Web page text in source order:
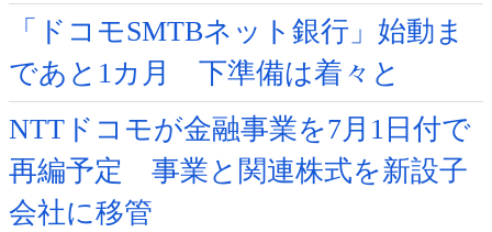
「ドコモSMTBネット銀行」始動ま
であと1カ月 下準備は着々と
NTTドコモが金融事業を7月1日付で
再編予定 事業と関連株式を新設子
会社に移管